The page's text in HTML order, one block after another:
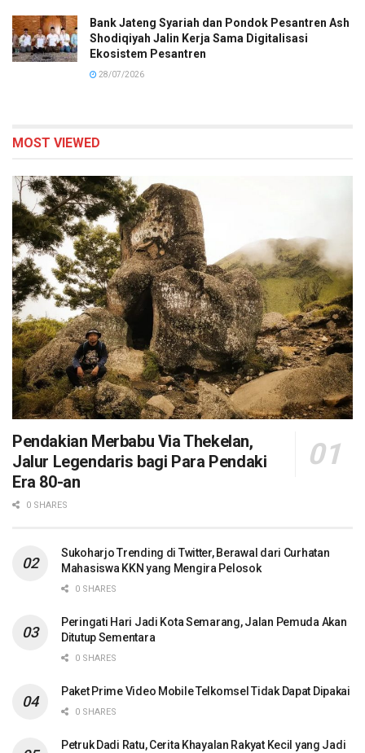
Bank Jateng Syariah dan Pondok Pesantren Ash
Shodiqiyah Jalin Kerja Sama Digitalisasi
Ekosistem Pesantren
28/07/2026
MOST VIEWED
Pendakian Merbabu Via Thekelan,
Jalur Legendaris bagi Para Pendaki
Era 80-an
0 SHARES
Sukoharjo Trending di Twitter, Berawal dari Curhatan
Mahasiswa KKN yang Mengira Pelosok
0 SHARES
Peringati Hari Jadi Kota Semarang, Jalan Pemuda Akan
Ditutup Sementara
0 SHARES
Paket Prime Video Mobile Telkomsel Tidak Dapat Dipakai
0 SHARES
Petruk Dadi Ratu, Cerita Khayalan Rakyat Kecil yang Jadi